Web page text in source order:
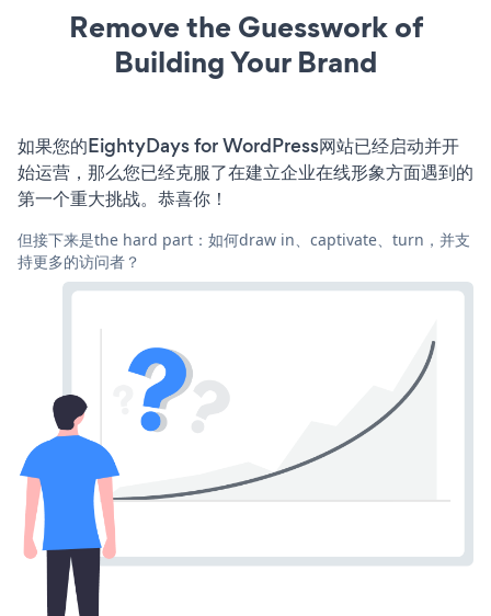
Remove the Guesswork of
Building Your Brand
如果您的EightyDays for WordPress网站已经启动并开
始运营，那么您已经克服了在建立企业在线形象方面遇到的
第一个重大挑战。恭喜你！
但接下来是the hard part：如何draw in、captivate、turn，并支
持更多的访问者？